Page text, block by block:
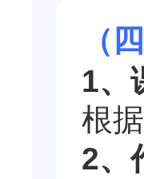
（
1、
根
2、